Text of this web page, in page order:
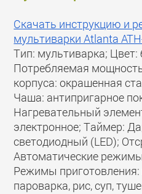
Скачать инструкцию и
мультиварки Atlanta
Тип: мультиварка;
Потребляемая
корпуса: окрашенная
Чаша: антипригарное
Нагревательный
электронное; Таймер:
светодиодный (LED);
Автоматические
Режимы приготовления:
пароварка, рис, суп,